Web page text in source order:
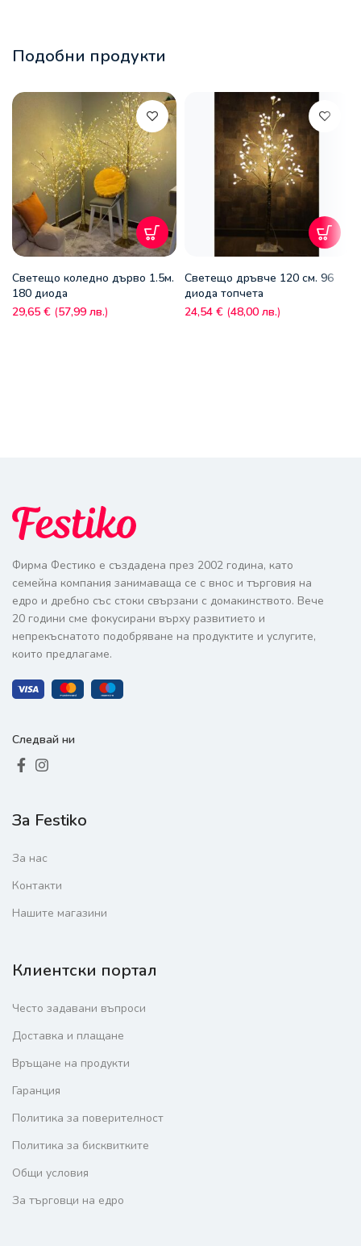
Подобни продукти
Светещо коледно дърво 1.5м.
180 диода
29,65 € (57,99 лв.)
Светещо дръвче 120 см. 96
диода топчета
24,54 € (48,00 лв.)
Фирма Фестико е създадена през 2002 година, като
семейна компания занимаваща се с внос и търговия на
едро и дребно със стоки свързани с домакинството. Вече
20 години сме фокусирани върху развитието и
непрекъснатото подобряване на продуктите и услугите,
които предлагаме.
Следвай ни
За Festiko
За нас
Контакти
Нашите магазини
Клиентски портал
Често задавани въпроси
Доставка и плащане
Връщане на продукти
Гаранция
Политика за поверителност
Политика за бисквитките
Общи условия
За търговци на едро